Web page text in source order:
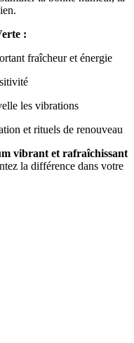
:
fraîcheur et énergie
les vibrations
et rituels de renouveau
vibrant et rafraîchissant
la différence dans votre